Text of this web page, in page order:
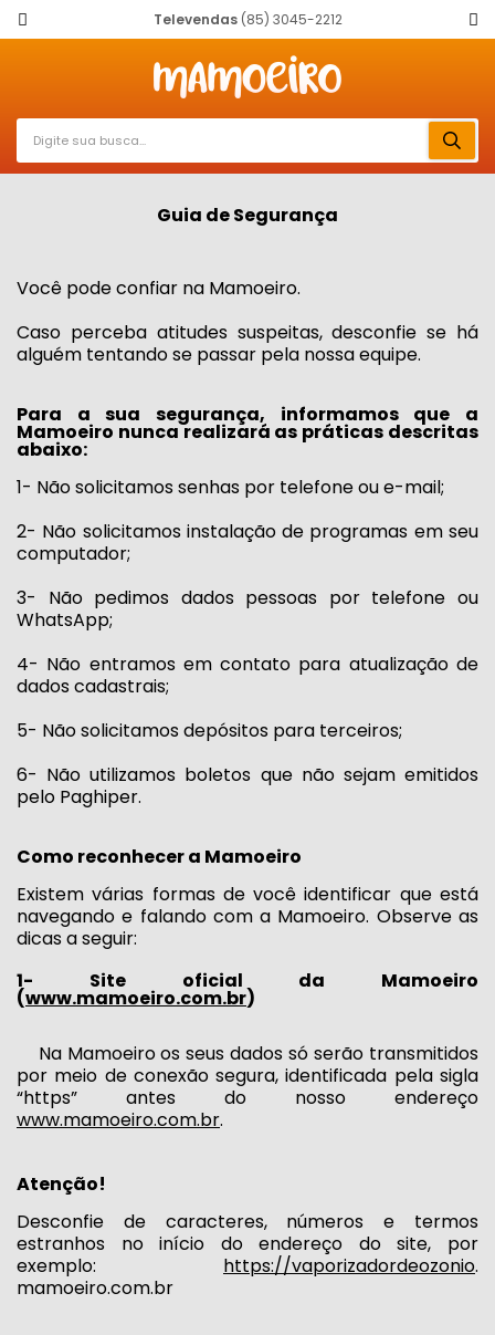
Televendas(85) 3045-2212
Guia de Segurança
Você pode confiar na Mamoeiro.
Caso perceba atitudes suspeitas, desconfie se há
alguém tentando se passar pela nossa equipe.
Para a sua segurança, informamos que a
Mamoeiro nunca realizará as práticas descritas
abaixo:
1- Não solicitamos senhas por telefone ou e-mail;
2- Não solicitamos instalação de programas em seu
computador;
3- Não pedimos dados pessoas por telefone ou
WhatsApp;
4- Não entramos em contato para atualização de
dados cadastrais;
5- Não solicitamos depósitos para terceiros;
6- Não utilizamos boletos que não sejam emitidos
pelo Paghiper.
Como reconhecer a Mamoeiro
Existem várias formas de você identificar que está
navegando e falando com a Mamoeiro. Observe as
dicas a seguir:
1- Site oficial da Mamoeiro
(www.mamoeiro.com.br)
Na Mamoeiro os seus dados só serão transmitidos
por meio de conexão segura, identificada pela sigla
“https” antes do nosso endereço
www.mamoeiro.com.br.
Atenção!
Desconfie de caracteres, números e termos
estranhos no início do endereço do site, por
exemplo: https://vaporizadordeozonio.
mamoeiro.com.br